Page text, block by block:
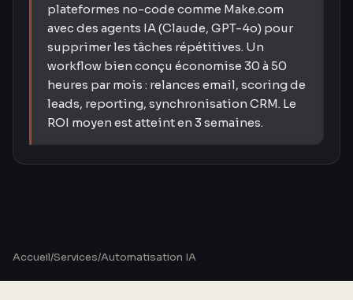
plateformes no-code comme Make.com
avec des agents IA (Claude, GPT-4o) pour
supprimer les tâches répétitives. Un
workflow bien conçu économise 30 à 50
heures par mois : relances email, scoring de
leads, reporting, synchronisation CRM. Le
ROI moyen est atteint en 3 semaines.
Accueil/Services/Automatisation IA